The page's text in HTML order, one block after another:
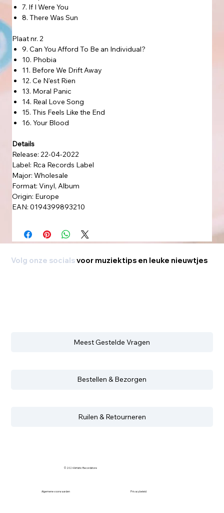
7. If I Were You
8. There Was Sun
Plaat nr. 2
9. Can You Afford To Be an Individual?
10. Phobia
11. Before We Drift Away
12. Ce N'est Rien
13. Moral Panic
14. Real Love Song
15. This Feels Like the End
16. Your Blood
Details
Release: 22-04-2022
Label: Rca Records Label
Major: Wholesale
Format: Vinyl, Album
Origin: Europe
EAN: 0194399893210
Volg onze socialsvoor muziektips en leuke nieuwtjes
Meest Gestelde Vragen
Bestellen & Bezorgen
Ruilen & Retourneren
Algemene voorwaarden Privacybeleid
© 2024 Artistic Recordstore